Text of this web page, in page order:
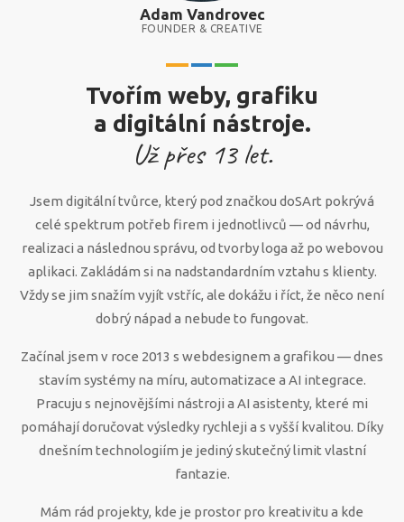
Adam Vandrovec
FOUNDER & CREATIVE
Tvořím weby, grafiku
a digitální nástroje.
Už přes 13let.
Jsem digitální tvůrce, který pod značkou doSArt pokrývá
celé spektrum potřeb firem i jednotlivců — od návrhu,
realizaci a následnou správu, od tvorby loga až po webovou
aplikaci. Zakládám si na nadstandardním vztahu s klienty.
Vždy se jim snažím vyjít vstříc, ale dokážu i říct, že něco není
dobrý nápad a nebude to fungovat.
Začínal jsem v roce 2013 s webdesignem a grafikou — dnes
stavím systémy na míru, automatizace a AI integrace.
Pracuju s nejnovějšími nástroji a AI asistenty, které mi
pomáhají doručovat výsledky rychleji a s vyšší kvalitou. Díky
dnešním technologiím je jediný skutečný limit vlastní
fantazie.
Mám rád projekty, kde je prostor pro kreativitu a kde